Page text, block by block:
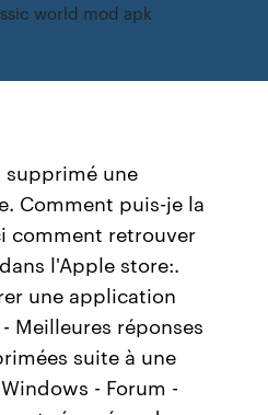
world mod apk
supprimé une
Comment puis-je la
comment retrouver
l'Apple store:.
une application
Meilleures réponses
suite à une
- Forum -